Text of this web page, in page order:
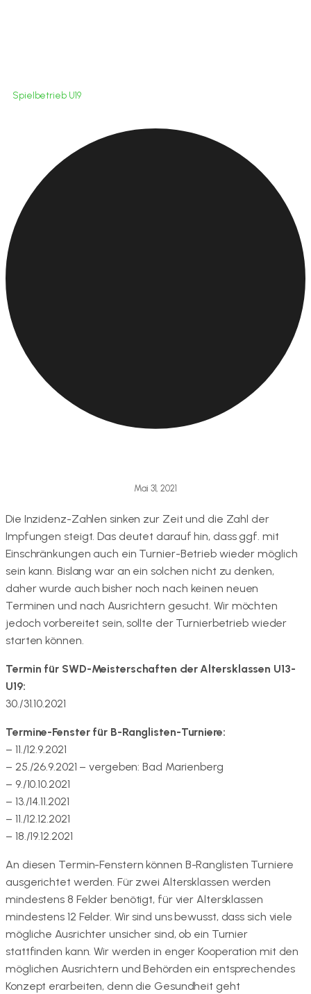
Spielbetrieb U19
Mai 31, 2021
Die Inzidenz-Zahlen sinken zur Zeit und die Zahl der
Impfungen steigt. Das deutet darauf hin, dass ggf. mit
Einschränkungen auch ein Turnier-Betrieb wieder möglich
sein kann. Bislang war an ein solchen nicht zu denken,
daher wurde auch bisher noch nach keinen neuen
Terminen und nach Ausrichtern gesucht. Wir möchten
jedoch vorbereitet sein, sollte der Turnierbetrieb wieder
starten können.
Termin für SWD-Meisterschaften der Altersklassen U13-
U19:
30./31.10.2021
Termine-Fenster für B-Ranglisten-Turniere:
– 11./12.9.2021
– 25./26.9.2021 – vergeben: Bad Marienberg
– 9./10.10.2021
– 13./14.11.2021
– 11./12.12.2021
– 18./19.12.2021
An diesen Termin-Fenstern können B-Ranglisten Turniere
ausgerichtet werden. Für zwei Altersklassen werden
mindestens 8 Felder benötigt, für vier Altersklassen
mindestens 12 Felder. Wir sind uns bewusst, dass sich viele
mögliche Ausrichter unsicher sind, ob ein Turnier
stattfinden kann. Wir werden in enger Kooperation mit den
möglichen Ausrichtern und Behörden ein entsprechendes
Konzept erarbeiten, denn die Gesundheit geht